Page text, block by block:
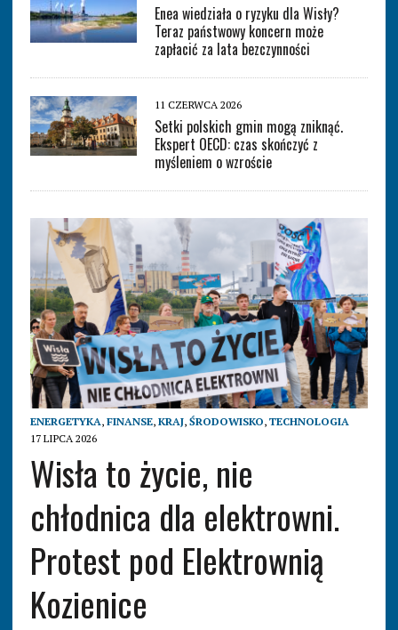
Enea wiedziała o ryzyku dla Wisły?
Teraz państwowy koncern może
zapłacić za lata bezczynności
11 CZERWCA 2026
Setki polskich gmin mogą zniknąć.
Ekspert OECD: czas skończyć z
myśleniem o wzroście
ENERGETYKA, FINANSE, KRAJ, ŚRODOWISKO, TECHNOLOGIA
17 LIPCA 2026
Wisła to życie, nie
chłodnica dla elektrowni.
Protest pod Elektrownią
Kozienice